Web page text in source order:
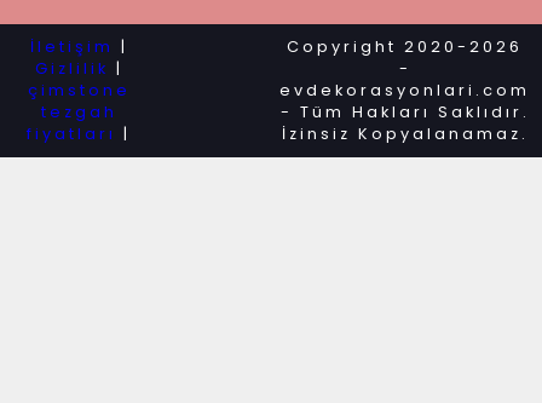
İletişim
|
Gizlilik |
çimstone
tezgah
fiyatları
|
Copyright 2020-2026
-
evdekorasyonlari.com
- Tüm Hakları Saklıdır.
İzinsiz Kopyalanamaz.